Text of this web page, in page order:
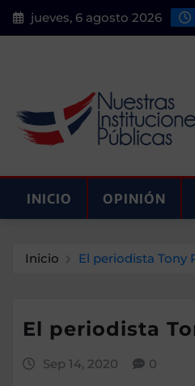
Saltar
al
jueves, 6 agosto 2026
INICIO OPINIÓN
Inicio El periodista Tony
El periodista
Sep 14, 2020 0